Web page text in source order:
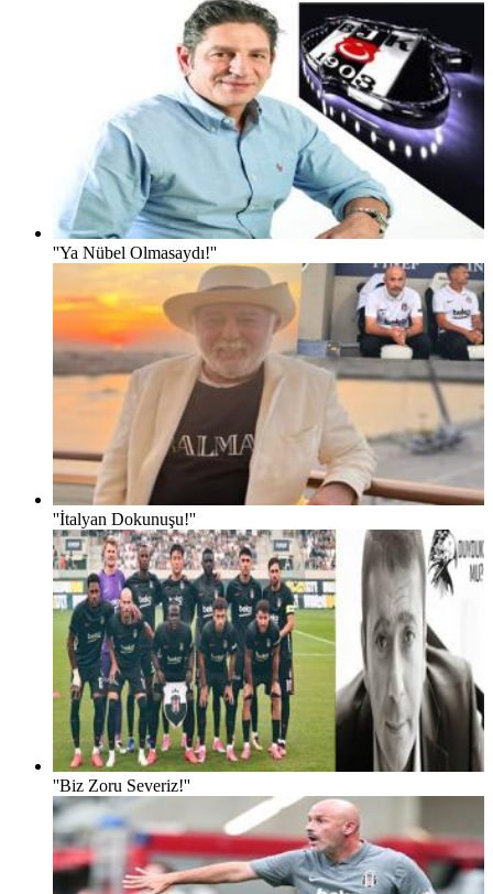
''Ya Nübel Olmasaydı!''
''İtalyan Dokunuşu!''
''Biz Zoru Severiz!''